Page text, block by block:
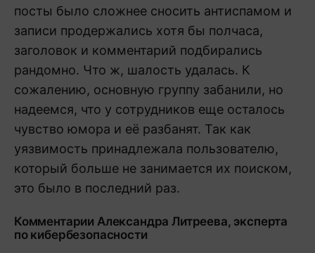
посты было сложнее сносить антиспамом и
записи продержались хотя бы полчаса,
заголовок и комментарий подбирались
рандомно. Что ж, шалость удалась. К
сожалению, основную группу забанили, но
надеемся, что у сотрудников еще осталось
чувство юмора и её разбанят. Так как
уязвимость принадлежала пользователю,
который больше не занимается их поиском,
это было в последний раз.
Комментарии Александра Литреева, эксперта
по кибербезопасности